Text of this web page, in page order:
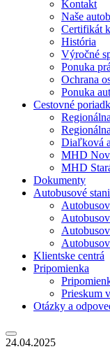
Kontakt
Naše
Certifikát
História
Výročné
Ponuka
Ochrana
Ponuka
Cestovné
Diaľková
MHD
MHD
Dokumenty
Autobusové
Klientske centrá
Pripomienka
Prieskum
Otázky a
24.04.2025